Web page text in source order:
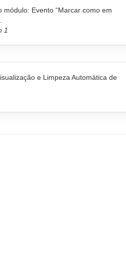
módulo: Evento “Marcar como em
1
e Limpeza Automática de